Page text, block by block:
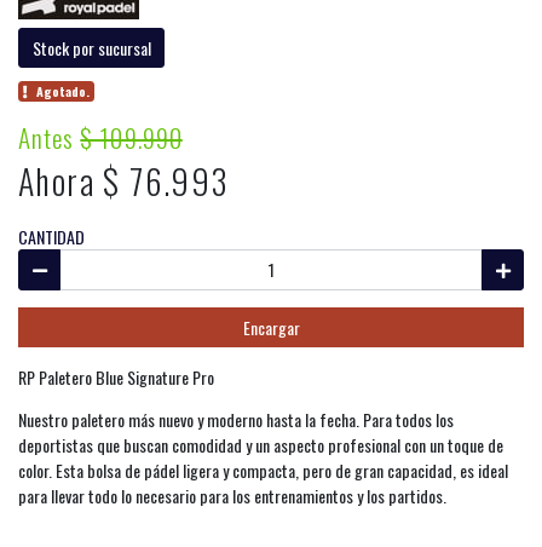
Stock por sucursal
Agotado.
Antes$ 109.990
Ahora $ 76.993
CANTIDAD
Encargar
RP Paletero Blue Signature Pro
Nuestro paletero más nuevo y moderno hasta la fecha. Para todos los
deportistas que buscan comodidad y un aspecto profesional con un toque de
color. Esta bolsa de pádel ligera y compacta, pero de gran capacidad, es ideal
para llevar todo lo necesario para los entrenamientos y los partidos.